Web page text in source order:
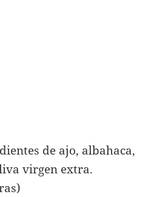
de ajo, albahaca,
virgen extra.